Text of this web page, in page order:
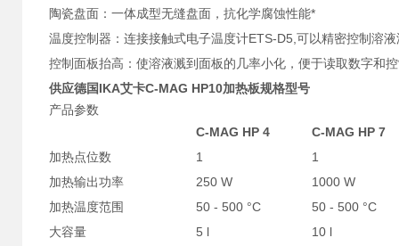
陶瓷盘面：一体成型无缝盘面，抗化学腐蚀性能*
温度控制器：连接接触式电子温度计ETS-D5,可以精密控制溶
控制面板抬高：使溶液溅到面板的几率小化，便于读取数字和
供应德国IKA艾卡C-MAG HP10加热板规格型号
产品参数
C-MAG HP 4
C-MAG HP 7
加热点位数
1
1
加热输出功率
250 W
1000 W
加热温度范围
50 - 500 °C
50 - 500 °C
大容量
5 l
10 l